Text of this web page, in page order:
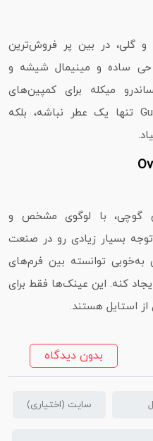
و گلی، در بین پر فروش‌ترین
ساده و مینیمال شیشه و
میکله برای کمپین‌های
تبلیغاتی، باعث شده Gucci Bloom تنها یک عطر نباشه، بلکه
گوچی، با لوگوی مشخص و
بسیار زیادی رو در صنعت
توانسته بین فرم‌های
کنه. این عینک‌ها فقط برای
استایل هستند.
بدون دیدگاه